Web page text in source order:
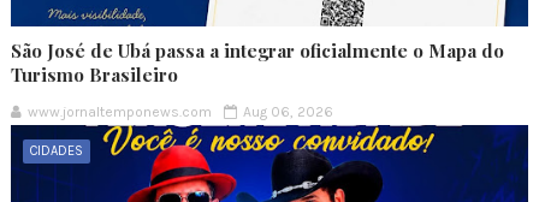
São José de Ubá passa a integrar oficialmente o Mapa do
Turismo Brasileiro
www.jornaltemponews.com Aug 06, 2026
CIDADES